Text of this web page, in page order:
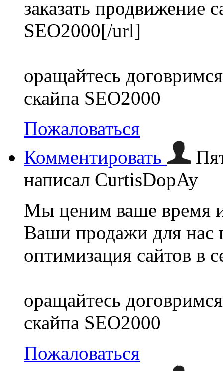
заказать продвижение
SEO2000[/url]
оращайтесь
скайпа SEO2000
Пожаловаться
Комментировать
написал CurtisDopAy
Мы ценим ваше время
Ваши продажи для нас
оптимизация сайтов в
оращайтесь
скайпа SEO2000
Пожаловаться